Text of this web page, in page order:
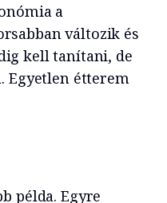
a
változik és
kell tanítani, de
Egyetlen étterem
példa. Egyre